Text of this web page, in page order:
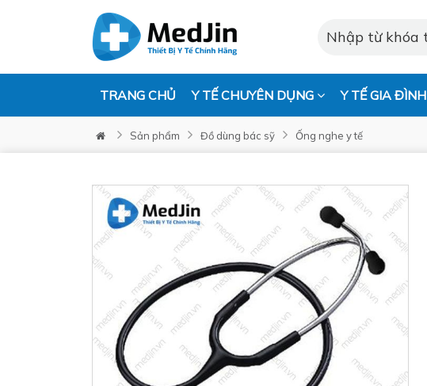
TRANG CHỦ Y TẾ CHUYÊN DỤNG Y TẾ GIA ĐÌNH
Sản phẩm Đồ dùng bác sỹ Ống nghe y tế